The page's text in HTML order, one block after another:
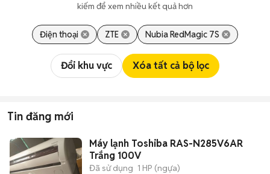
kiếm để xem nhiều kết quả hơn
Điện thoại ZTE Nubia RedMagic 7S
Đổi khu vực Xóa tất cả bộ lọc
Tin đăng mới
Máy lạnh Toshiba RAS-N285V6AR
Trắng 100V
Đã sử dụng 1 HP (ngựa)